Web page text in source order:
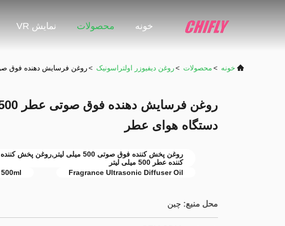
خونه محصولات نمایش VR
خونه >محصولات >روغن دیفیوزر اولتراسونیک >روغن فرسایش دهنده فوق صوتی عطر 500 میلی لیتر برای
دستگاه هوای عطر
روغن پخش کننده فوق صوتی 500 میلی
کننده عطر 500 میلی لیتر
Fragrance Ultrasonic Diffuser Oil
محل منبع: چین